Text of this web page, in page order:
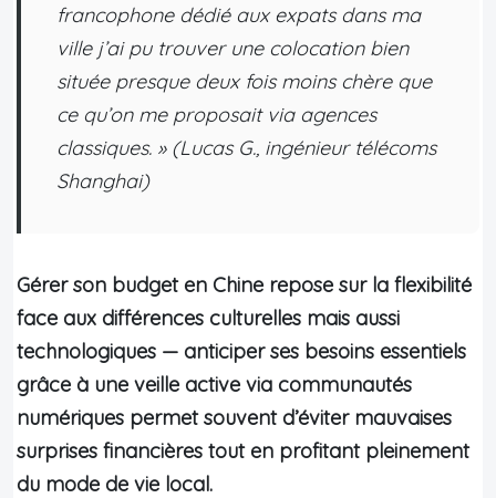
francophone dédié aux expats dans ma
ville j’ai pu trouver une colocation bien
située presque deux fois moins chère que
ce qu’on me proposait via agences
classiques. » (Lucas G., ingénieur télécoms
Shanghai)
Gérer son budget en Chine repose sur la flexibilité
face aux différences culturelles mais aussi
technologiques — anticiper ses besoins essentiels
grâce à une veille active via communautés
numériques permet souvent d’éviter mauvaises
surprises financières tout en profitant pleinement
du mode de vie local.